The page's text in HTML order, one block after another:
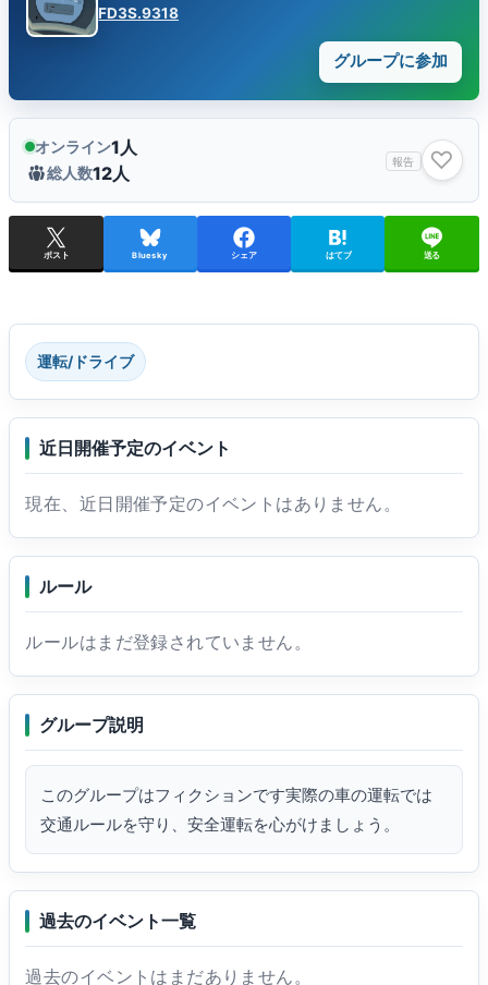
FD3S.9318
グループに参加
オンライン1人
総人数12人
報告 ♡
ポスト Bluesky シェア はてブ 送る
運転/ドライブ
近日開催予定のイベント
現在、近日開催予定のイベントはありません。
ルール
ルールはまだ登録されていません。
グループ説明
このグループはフィクションです実際の車の運転では
交通ルールを守り、安全運転を心がけましょう。
過去のイベント一覧
過去のイベントはまだありません。